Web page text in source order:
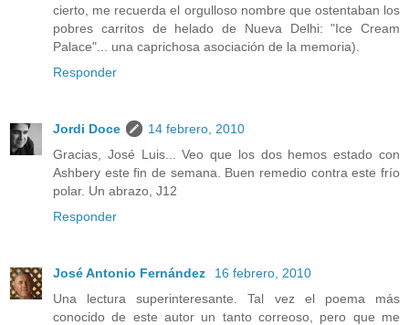
cierto, me recuerda el orgulloso nombre que ostentaban los
pobres carritos de helado de Nueva Delhi: "Ice Cream
Palace"... una caprichosa asociación de la memoria).
Responder
Jordi Doce
14 febrero, 2010
Gracias, José Luis... Veo que los dos hemos estado con
Ashbery este fin de semana. Buen remedio contra este frío
polar. Un abrazo, J12
Responder
José Antonio Fernández
16 febrero, 2010
Una lectura superinteresante. Tal vez el poema más
conocido de este autor un tanto correoso, pero que me